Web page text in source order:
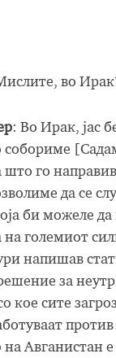
во
: Во Ирак, јас
собориме
го
да се
би можеле
на големиот
напишав
за
кое сите
Авганистан е